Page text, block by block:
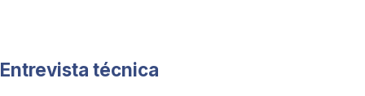
Entrevista técnica